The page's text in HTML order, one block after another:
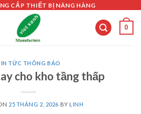
CẤP THIẾT BỊ NÂNG HÀNG
0
TỨC THÔNG BÁO
cho kho tầng thấp
25 THÁNG 2, 2026 BYLINH